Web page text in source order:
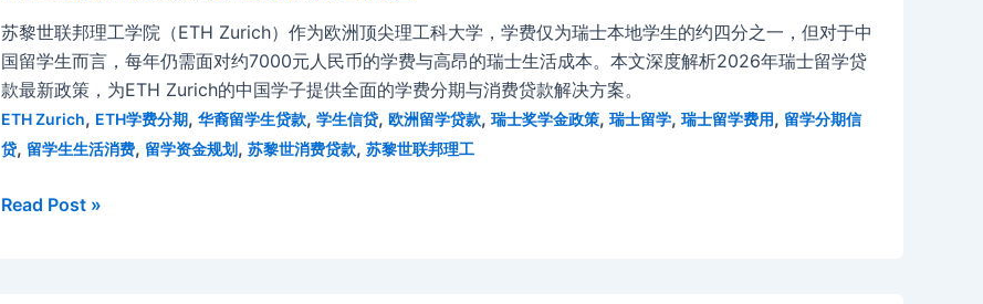
苏黎世联邦理工学院（ETH Zurich）作为欧洲顶尖理工科大学，学费仅为瑞士本地学生的约四分之一，但对于中
国留学生而言，每年仍需面对约7000元人民币的学费与高昂的瑞士生活成本。本文深度解析2026年瑞士留学贷
款最新政策，为ETH Zurich的中国学子提供全面的学费分期与消费贷款解决方案。
ETH Zurich, ETH学费分期, 华裔留学生贷款, 学生信贷, 欧洲留学贷款, 瑞士奖学金政策, 瑞士留学, 瑞士留学费用, 留学分期信
贷, 留学生生活消费, 留学资金规划, 苏黎世消费贷款, 苏黎世联邦理工
2026
Read Post »